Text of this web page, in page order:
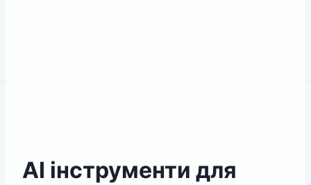
AI інструменти для